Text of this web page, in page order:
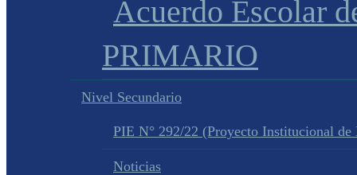
Acuerdo Escolar
PRIMARIO
Nivel Secundario
PIE N° 292/22 (Proyecto Institucional de
Noticias